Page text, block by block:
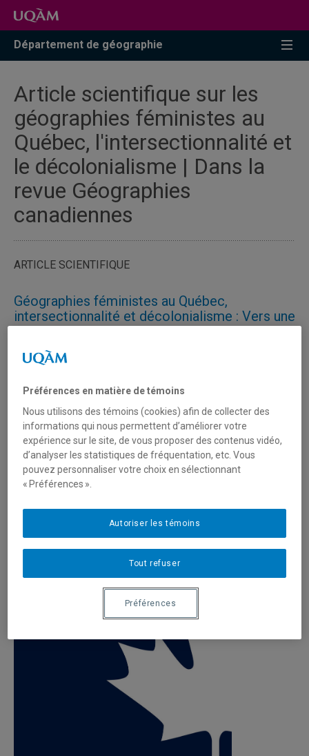
Accéder
recherche
Accéder
menu
pricipal
Accéder
zone
Département de géographie
Article scientifique sur les
géographies féministes au
Québec, l'intersectionnalité et
le décolonialisme | Dans la
revue Géographies
canadiennes
ARTICLE SCIENTIFIQUE
Géographies féministes au Québec,
intersectionnalité et décolonialisme : Vers une
géographie de l'émancipation?
AUTEURES
Anne Latendresse| professeure, Géographie UQAM
Patricia Martin| étudiante, Géographie UQAM
RevueGéographies canadiennes| publié le 19 mars
https://doi.org/10.1111/cag.12913
années
Préférences en matière de témoins
Nous utilisons des témoins (cookies) afin de collecter des
informations qui nous permettent d’améliorer votre
expérience sur le site, de vous proposer des contenus vidéo,
d’analyser les statistiques de fréquentation, etc. Vous
pouvez personnaliser votre choix en sélectionnant
« Préférences ».
Tout refuser
Autoriser les témoins
Préférences